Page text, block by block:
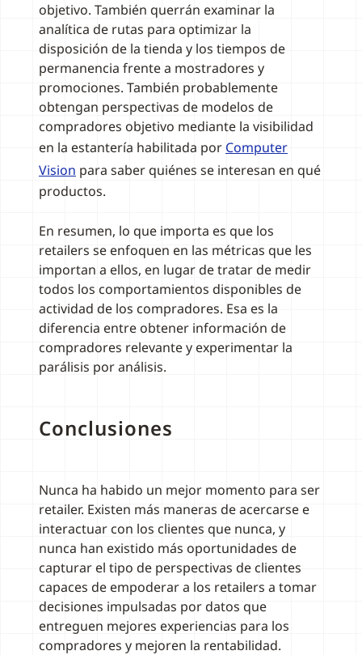
objetivo. También querrán examinar la
analítica de rutas para optimizar la
disposición de la tienda y los tiempos de
permanencia frente a mostradores y
promociones. También probablemente
obtengan perspectivas de modelos de
compradores objetivo mediante la visibilidad
en la estantería habilitada por Computer
Vision para saber quiénes se interesan en qué
productos.
En resumen, lo que importa es que los
retailers se enfoquen en las métricas que les
importan a ellos, en lugar de tratar de medir
todos los comportamientos disponibles de
actividad de los compradores. Esa es la
diferencia entre obtener información de
compradores relevante y experimentar la
parálisis por análisis.
Conclusiones
Nunca ha habido un mejor momento para ser
retailer. Existen más maneras de acercarse e
interactuar con los clientes que nunca, y
nunca han existido más oportunidades de
capturar el tipo de perspectivas de clientes
capaces de empoderar a los retailers a tomar
decisiones impulsadas por datos que
entreguen mejores experiencias para los
compradores y mejoren la rentabilidad.